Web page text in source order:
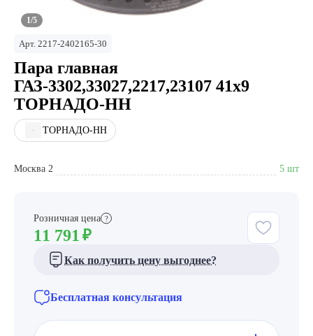
Розничная цена ?
11 791 ₽
Как получить цену выгоднее?
Бесплатная консультация
1/5
Арт. 2217-2402165-30
Пара главная
ГАЗ-3302,33027,2217,23107 41х9
ТОРНАДО-НН
ТОРНАДО-НН
Москва 2 5 шт